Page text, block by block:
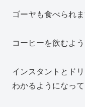
ゴーヤも食べら
コーヒーを飲むよ
インスタントとド
わかるようになって